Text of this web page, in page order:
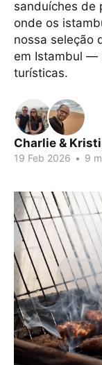
sanduíches de
onde os
nossa seleção
em Istambul —
turísticas.
Charlie &
19 Feb 2026 • 9